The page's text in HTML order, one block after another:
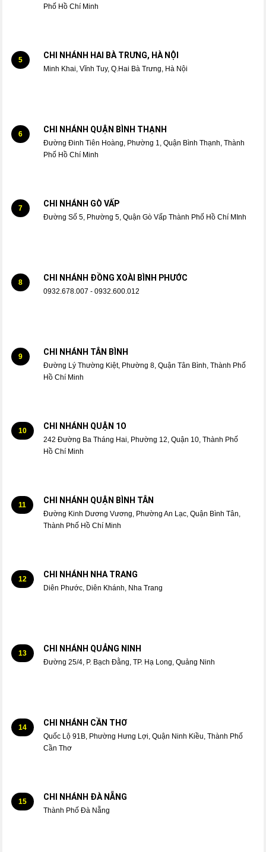
Phố Hồ Chí Minh
5 CHI NHÁNH HAI BÀ TRƯNG, HÀ NỘI
Minh Khai, Vĩnh Tuy, Q.Hai Bà Trưng, Hà Nội
6 CHI NHÁNH QUẬN BÌNH THẠNH
Đường Đinh Tiên Hoàng, Phường 1, Quận Bình Thạnh, Thành
Phố Hồ Chí Minh
7 CHI NHÁNH GÒ VẤP
Đường Số 5, Phường 5, Quận Gò Vấp Thành Phố Hồ Chí MInh
8 CHI NHÁNH ĐỒNG XOÀI BÌNH PHƯỚC
0932.678.007 - 0932.600.012
9 CHI NHÁNH TÂN BÌNH
Đường Lý Thường Kiệt, Phường 8, Quận Tân Bình, Thành Phố
Hồ Chí Minh
10 CHI NHÁNH QUẬN 1O
242 Đường Ba Tháng Hai, Phường 12, Quận 10, Thành Phố
Hồ Chí Minh
11 CHI NHÁNH QUẬN BÌNH TÂN
Đường Kinh Dương Vương, Phường An Lạc, Quận Bình Tân,
Thành Phố Hồ Chí Minh
12 CHI NHÁNH NHA TRANG
Diên Phước, Diên Khánh, Nha Trang
13 CHI NHÁNH QUẢNG NINH
Đường 25/4, P. Bạch Đằng, TP. Hạ Long, Quảng Ninh
14 CHI NHÁNH CẦN THƠ
Quốc Lộ 91B, Phường Hưng Lợi, Quận Ninh Kiều, Thành Phố
Cần Thơ
15 CHI NHÁNH ĐÀ NẴNG
Thành Phố Đà Nẵng